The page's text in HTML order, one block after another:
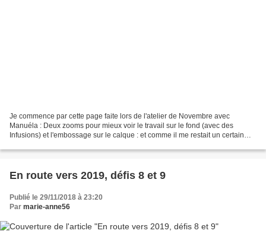
Je commence par cette page faite lors de l'atelier de Novembre avec
Manuéla : Deux zooms pour mieux voir le travail sur le fond (avec des
Infusions) et l'embossage sur le calque : et comme il me restait un certain
En route vers 2019, défis 8 et 9
Publié le 29/11/2018 à 23:20
Par marie-anne56